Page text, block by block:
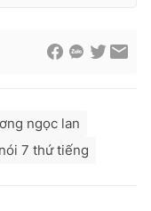
Quốc Thắng,
ngọc lan
7 thứ tiếng